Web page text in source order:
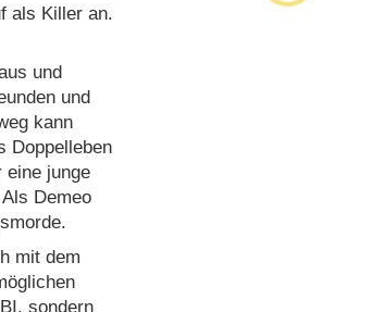
als Killer an.
und
und
kann
Doppelleben
eine junge
Demeo
mit dem
sondern